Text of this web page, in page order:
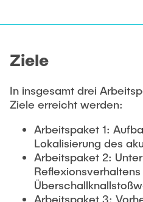
Ziele
In insgesamt drei
Ziele erreicht werden:
Arbeitspaket 1:
Lokalisierung des
Arbeitspaket 2:
Arbeitspaket 3: